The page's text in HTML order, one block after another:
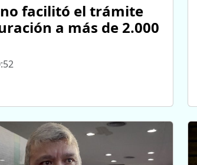
facilitó el trámite
a más de 2.000